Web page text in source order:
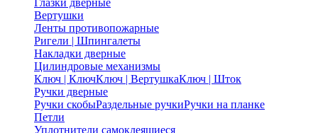
Глазки дверные
Вертушки
Ленты противопожарные
Ригели | Шпингалеты
Накладки дверные
Цилиндровые механизмы
Ключ | КлючКлюч | ВертушкаКлюч | Шток
Ручки дверные
Ручки скобыРаздельные ручкиРучки на планке
Петли
Уплотнители самоклеящиеся